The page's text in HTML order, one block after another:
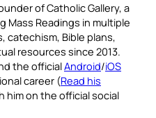
of Catholic Gallery, a
Mass Readings in multiple
catechism, Bible plans,
resources since 2013.
the officialAndroid/iOS
career (Read his
him on the official social